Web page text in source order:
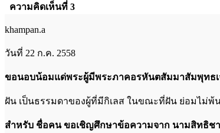
ความคิดเห็นที่ 3
khampan.a
วันที่ 22 ก.ค. 2558
ขอนอบน้อมแด่พระผู้มีพระภาคอรหันตสัมมาสัมพุทธ
ฝัน เป็นธรรมดาของผู้ที่มีกิเลส ในขณะที่ฝัน ย่อมไม่พ้
สำหรับ ชื่อคน ขอเชิญศึกษาข้อความจาก นามสิทธิช